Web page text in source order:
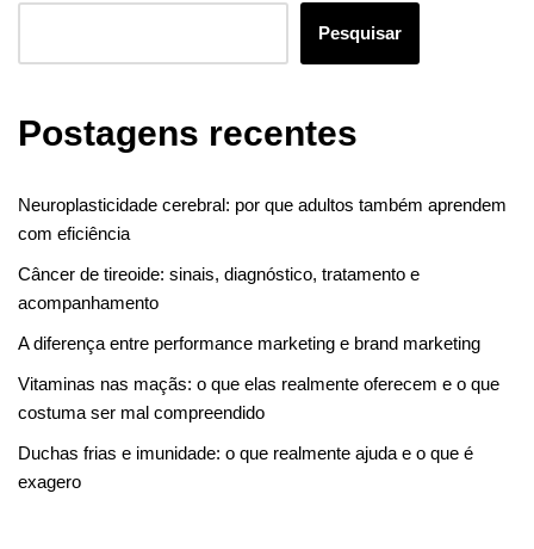
Pesquisar
Postagens recentes
Neuroplasticidade cerebral: por que adultos também aprendem
com eficiência
Câncer de tireoide: sinais, diagnóstico, tratamento e
acompanhamento
A diferença entre performance marketing e brand marketing
Vitaminas nas maçãs: o que elas realmente oferecem e o que
costuma ser mal compreendido
Duchas frias e imunidade: o que realmente ajuda e o que é
exagero